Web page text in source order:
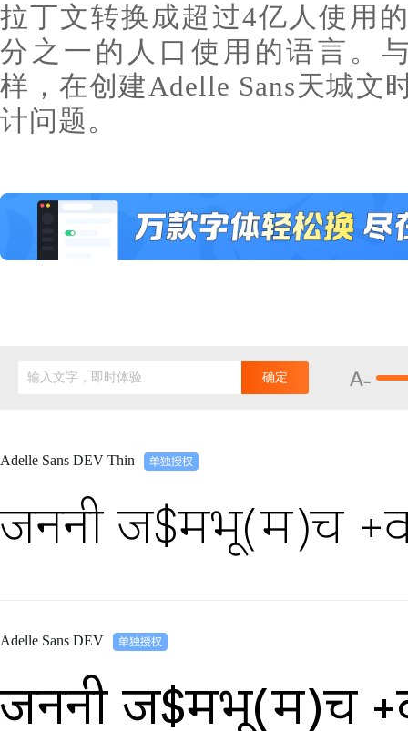
拉丁文转换成超过4亿人使用
分之一的人口使用的语言。
样，在创建Adelle Sans天城文
计问题。
输入文字，即时体验 确定
Adelle Sans DEV Thin
जननी ज$मभू(म)च
Adelle Sans DEV
जननी ज$मभू(म)च